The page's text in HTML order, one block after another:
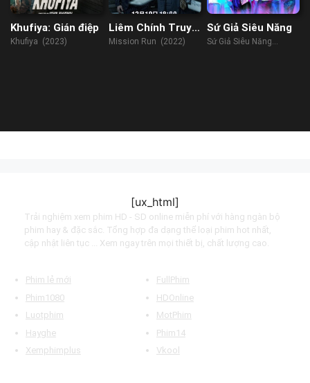
Khufiya: Gián điệp
Khufiya (2023)
Liêm Chính Truy
Kích
Mission Run (2022)
Sứ Giả Siêu Năng
Sứ Giả Siêu Năng